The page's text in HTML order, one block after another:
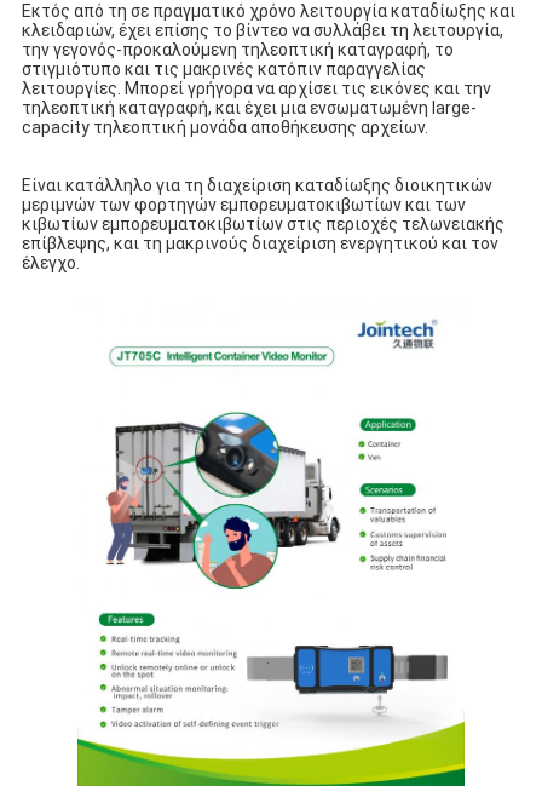
Εκτός από τη σε πραγματικό χρόνο λειτουργία καταδίωξης και
κλειδαριών, έχει επίσης το βίντεο να συλλάβει τη λειτουργία,
την γεγονός-προκαλούμενη τηλεοπτική καταγραφή, το
στιγμιότυπο και τις μακρινές κατόπιν παραγγελίας
λειτουργίες. Μπορεί γρήγορα να αρχίσει τις εικόνες και την
τηλεοπτική καταγραφή, και έχει μια ενσωματωμένη large-
capacity τηλεοπτική μονάδα αποθήκευσης αρχείων.
Είναι κατάλληλο για τη διαχείριση καταδίωξης διοικητικών
μεριμνών των φορτηγών εμπορευματοκιβωτίων και των
κιβωτίων εμπορευματοκιβωτίων στις περιοχές τελωνειακής
επίβλεψης, και τη μακρινούς διαχείριση ενεργητικού και τον
έλεγχο.